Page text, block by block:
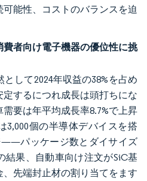
能性、コストのバランスを迫
者向け電子機器の優位性に挑
して2024年収益の38%を占め
するにつれ成長は頭打ちにな
要は年平均成長率8.7%で上昇
3,000個の半導体デバイスを搭
パッケージ数とダイサイズ
結果、自動車向け注文がSiC基
先端封止材の割り当てをます